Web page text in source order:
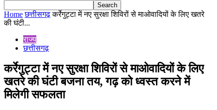
Home छत्तीसगढ़ कर्रेगुट्टा में नए सुरक्षा शिविरों से माओवादियों के लिए खतरे
की घंटी...
राज्य
छत्तीसगढ़
कर्रेगुट्टा में नए सुरक्षा शिविरों से माओवादियों के लिए
खतरे की घंटी बजना तय, गढ़ को ध्वस्त करने में
मिलेगी सफलता